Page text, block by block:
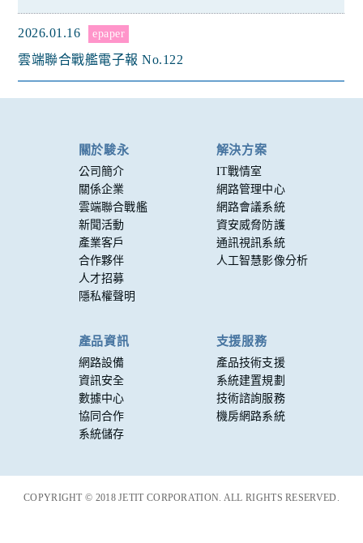
2026.01.16 epaper
雲端聯合戰艦電子報 No.122
關於駿永
公司簡介
關係企業
雲端聯合戰艦
新聞活動
產業客戶
合作夥伴
人才招募
隱私權聲明
解決方案
IT戰情室
網路管理中心
網路會議系統
資安威脅防護
通訊視訊系統
人工智慧影像分析
產品資訊
網路設備
資訊安全
數據中心
協同合作
系統儲存
支援服務
產品技術支援
系統建置規劃
技術諮詢服務
機房網路系統
COPYRIGHT © 2018 JETIT CORPORATION. ALL RIGHTS RESERVED.